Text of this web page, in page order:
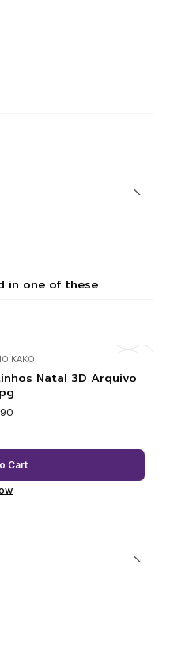
in one of these
KAKO
Natal 3D Arquivo
Cart